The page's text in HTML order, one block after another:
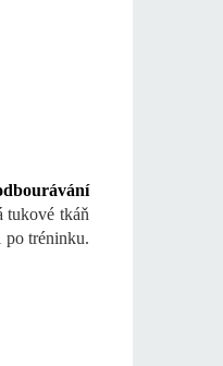
tukové tkáň
po tréninku.